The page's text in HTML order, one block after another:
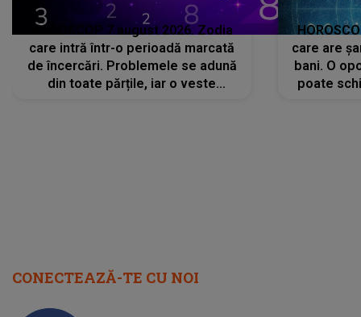
HOROSCOP 7 august 2026. Zodia
care intră într-o perioadă marcată
de încercări. Problemele se adună
din toate părțile, iar o veste
care are
bani. O
poate
CONECTEAZĂ-TE CU NOI